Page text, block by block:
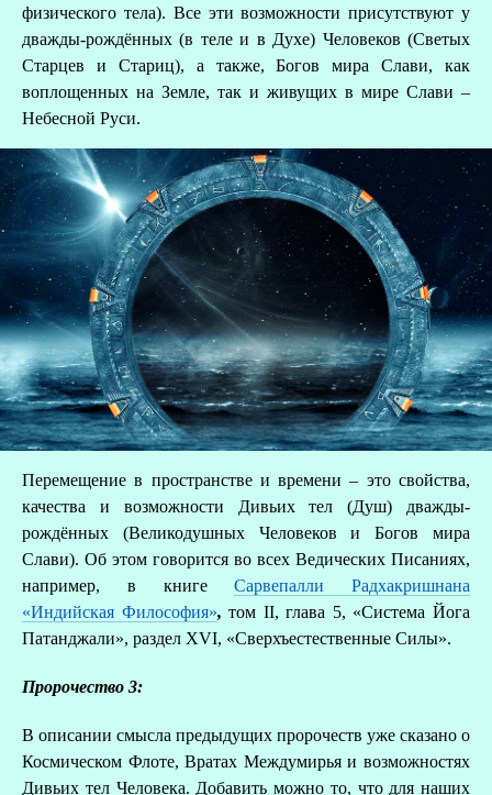
физического тела). Все эти возможности присутствуют у
дважды-рождённых (в теле и в Духе) Человеков (Светых
Старцев и Стариц), а также, Богов мира Слави, как
воплощенных на Земле, так и живущих в мире Слави –
Небесной Руси.
Перемещение в пространстве и времени – это свойства,
качества и возможности Дивьих тел (Душ) дважды-
рождённых (Великодушных Человеков и Богов мира
Слави). Об этом говорится во всех Ведических Писаниях,
например, в книгеСарвепалли Радхакришнана
«Индийская Философия»,том II, глава 5, «Система Йога
Патанджали», раздел XVI, «Сверхъестественные Силы».
Пророчество 3:
В описании смысла предыдущих пророчеств уже сказано о
Космическом Флоте, Вратах Междумирья и возможностях
Дивьих тел Человека. Добавить можно то, что для наших